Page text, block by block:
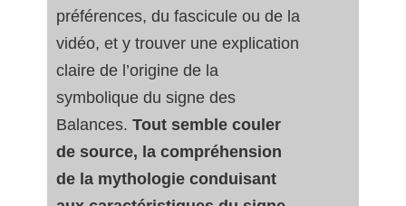
préférences, du fascicule ou de la
vidéo, et y trouver une explication
claire de l’origine de la
symbolique du signe des
Balances. Tout semble couler
de source, la compréhension
de la mythologie conduisant